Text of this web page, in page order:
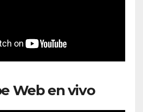
Web en vivo